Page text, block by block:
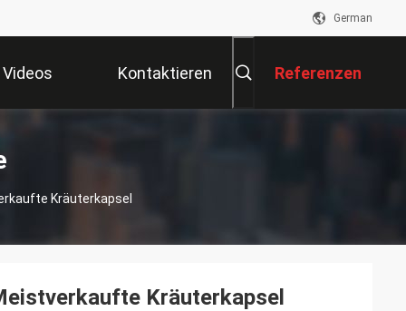
German
Videos Kontaktieren Referenzen
Kräuterkapsel
Kräuterkapsel